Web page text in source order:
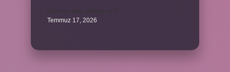
Temmuz 17, 2026